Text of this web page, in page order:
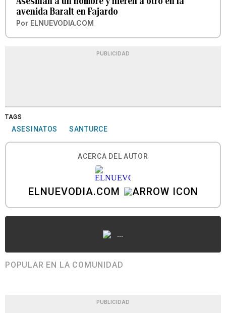
avenida Baralt en Fajardo
Por ELNUEVODIA.COM
PUBLICIDAD
TAGS
ASESINATOS SANTURCE
ACERCA DEL AUTOR
ELNUEVODIA.COM
...
POPULAR EN LA COMUNIDAD
PUBLICIDAD